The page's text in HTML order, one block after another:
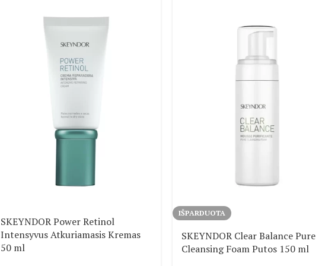
SKEYNDOR Power Retinol
Intensyvus Atkuriamasis Kremas
50 ml
IŠPARDUOTA
SKEYNDOR Clear Balance Pure
Cleansing Foam Putos 150 ml